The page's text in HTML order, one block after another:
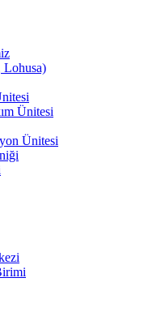
Lohusa)
Ünitesi
Ünitesi